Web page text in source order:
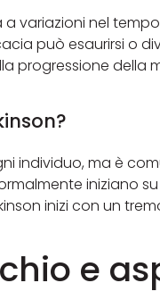
variazioni nel
può esaurirsi o
progressione della
individuo, ma è
iniziano
inizi con un
e